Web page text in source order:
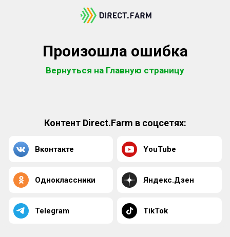
Произошла ошибка
Вернуться на Главную страницу
Контент Direct.Farm в соцсетях:
Вконтакте YouTube
Одноклассники Яндекс.Дзен
Telegram TikTok